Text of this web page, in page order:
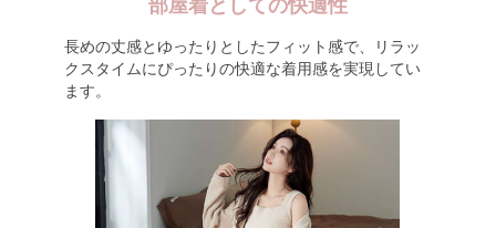
部屋着としての快適性
長めの丈感とゆったりとしたフィット感で、リラッ
クスタイムにぴったりの快適な着用感を実現してい
ます。